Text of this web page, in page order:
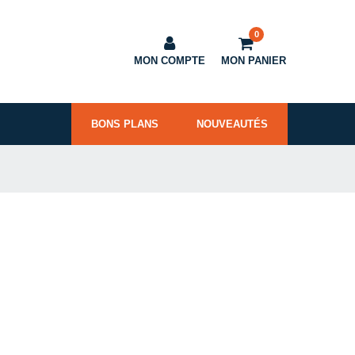
MON COMPTE
0
MON PANIER
NOUVEAUTÉS
BONS PLANS